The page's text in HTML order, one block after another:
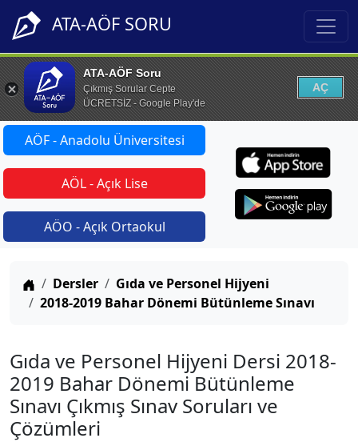
ATA-AÖF SORU
ATA-AÖF Soru
Çıkmış Sorular Cepte
ÜCRETSİZ - Google Play'de
AÇ
AÖF - Anadolu Üniversitesi
AÖL - Açık Lise
AÖO - Açık Ortaokul
Anasayfa
Dersler
Gıda ve Personel Hijyeni
2018-2019 Bahar Dönemi Bütünleme Sınavı
Gıda ve Personel Hijyeni Dersi 2018-
2019 Bahar Dönemi Bütünleme
Sınavı Çıkmış Sınav Soruları ve
Çözümleri